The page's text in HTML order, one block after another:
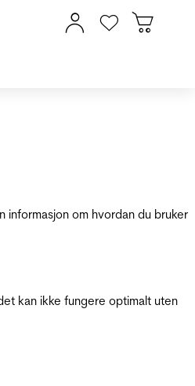
informasjon om hvordan du bruker
kan ikke fungere optimalt uten